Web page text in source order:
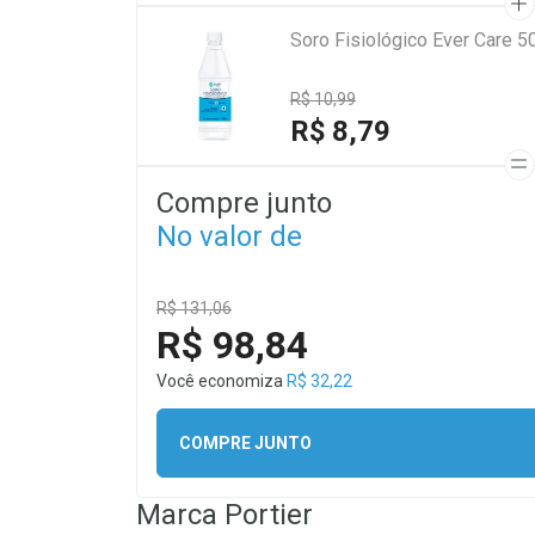
Soro Fisiológico Ever Care
R$ 10,99
R$ 8,79
Compre junto
No valor de
R$ 131,06
R$ 98,84
Você economiza R$ 32,22
COMPRE JUNTO
Marca Portier